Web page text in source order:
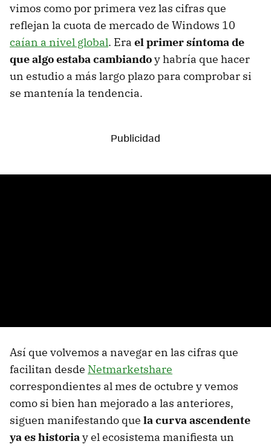
vimos como por primera vez las cifras que
reflejan la cuota de mercado de Windows 10
caían a nivel global. Era el primer síntoma de
que algo estaba cambiandoy habría que hacer
un estudio a más largo plazo para comprobar si
se mantenía la tendencia.
Así que volvemos a navegar en las cifras que
facilitan desde Netmarketshare
correspondientes al mes de octubre y vemos
como si bien han mejorado a las anteriores,
siguen manifestando que la curva ascendente
ya es historiay el ecosistema manifiesta un